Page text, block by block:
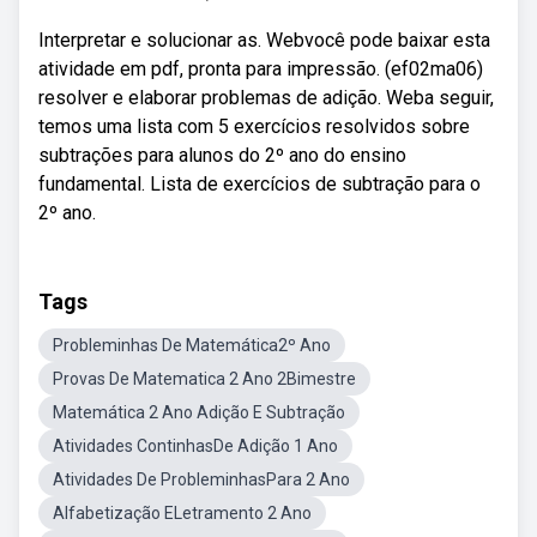
Interpretar e solucionar as. Webvocê pode baixar esta
atividade em pdf, pronta para impressão. (ef02ma06)
resolver e elaborar problemas de adição. Weba seguir,
temos uma lista com 5 exercícios resolvidos sobre
subtrações para alunos do 2º ano do ensino
fundamental. Lista de exercícios de subtração para o
2º ano.
Tags
Probleminhas De Matemática2º Ano
Provas De Matematica 2 Ano 2Bimestre
Matemática 2 Ano Adição E Subtração
Atividades ContinhasDe Adição 1 Ano
Atividades De ProbleminhasPara 2 Ano
Alfabetização ELetramento 2 Ano